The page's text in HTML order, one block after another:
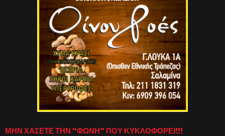
ΜΗΝ ΧΑΣΕΤΕ ΤΗΝ “ΦΩΝΗ” ΠΟΥ ΚΥΚΛΟΦΟΡΕΙ!!!